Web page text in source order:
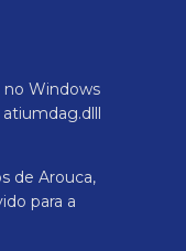
no Windows
atiumdag.dlll
de Arouca,
para a